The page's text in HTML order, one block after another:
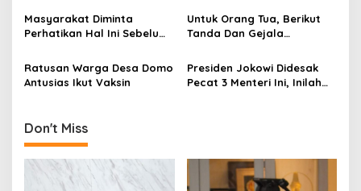
t
o
Harga Beras Nasional
Masyarakat Diminta
Perhatikan Hal Ini Sebelum
Untuk Orang Tua, Berikut
Tanda Dan Gejala
Anak
Ratusan Warga Desa Domo
Antusias Ikut Vaksin
Presiden Jokowi Didesak
Pecat 3 Menteri Ini, Inilah
Don't Miss